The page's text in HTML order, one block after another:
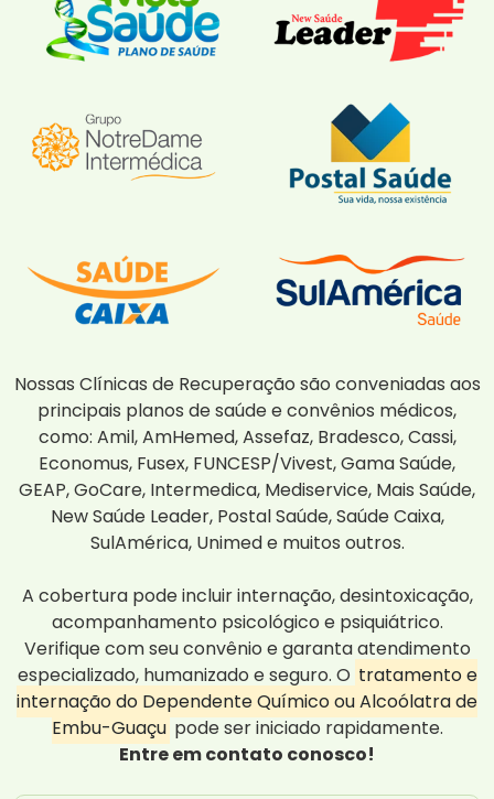
Nossas Clínicas de Recuperação são conveniadas aos
principais planos de saúde e convênios médicos,
como: Amil, AmHemed, Assefaz, Bradesco, Cassi,
Economus, Fusex, FUNCESP/Vivest, Gama Saúde,
GEAP, GoCare, Intermedica, Mediservice, Mais Saúde,
New Saúde Leader, Postal Saúde, Saúde Caixa,
SulAmérica, Unimed e muitos outros.
A cobertura pode incluir internação, desintoxicação,
acompanhamento psicológico e psiquiátrico.
Verifique com seu convênio e garanta atendimento
especializado, humanizado e seguro. O tratamento e
internação do Dependente Químico ou Alcoólatra de
Embu-Guaçu pode ser iniciado rapidamente.
Entre em contato conosco!